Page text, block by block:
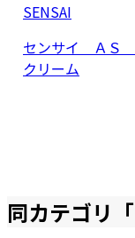
SENSAI
センサイ ＡＳ
クリーム
同カテゴリ「